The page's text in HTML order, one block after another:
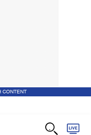
CONTENT